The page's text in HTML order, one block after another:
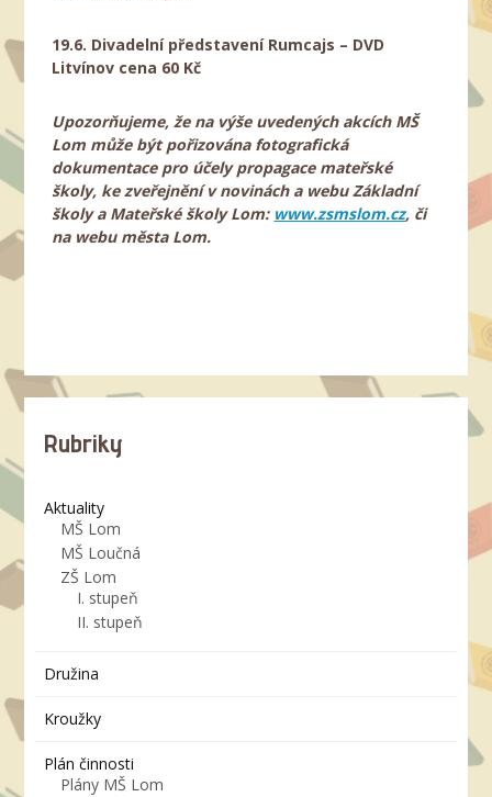
19.6. Divadelní představení Rumcajs – DVD
Litvínov cena 60 Kč
Upozorňujeme, že na výše uvedených akcích MŠ
Lom může být pořizována fotografická
dokumentace pro účely propagace mateřské
školy, ke zveřejnění v novinách a webu Základní
školy a Mateřské školy Lom: www.zsmslom.cz, či
na webu města Lom.
Rubriky
Aktuality
MŠ Lom
MŠ Loučná
ZŠ Lom
I. stupeň
II. stupeň
Družina
Kroužky
Plán činnosti
Plány MŠ Lom